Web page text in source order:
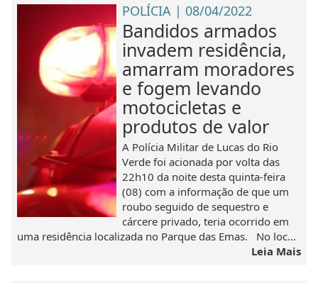
POLÍCIA | 08/04/2022
Bandidos armados
invadem residência,
amarram moradores
e fogem levando
motocicletas e
produtos de valor
A Polícia Militar de Lucas do Rio
Verde foi acionada por volta das
22h10 da noite desta quinta-feira
(08) com a informação de que um
roubo seguido de sequestro e
cárcere privado, teria ocorrido em
uma residência localizada no Parque das Emas. No loc...
Leia Mais